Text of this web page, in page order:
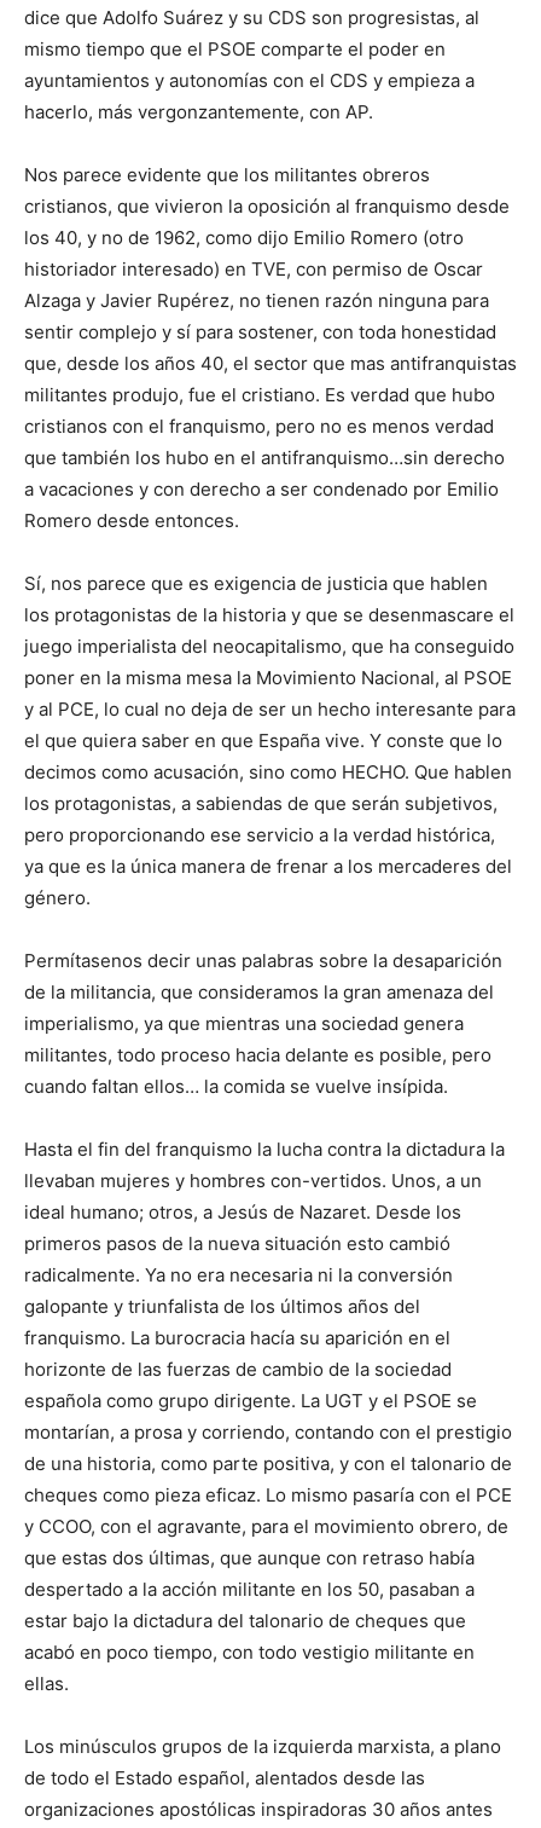
dice que Adolfo Suárez y su CDS son progresistas, al
mismo tiempo que el PSOE comparte el poder en
ayuntamientos y autonomías con el CDS y empieza a
hacerlo, más vergonzantemente, con AP.
Nos parece evidente que los militantes obreros
cristianos, que vivieron la oposición al franquismo desde
los 40, y no de 1962, como dijo Emilio Romero (otro
historiador interesado) en TVE, con permiso de Oscar
Alzaga y Javier Rupérez, no tienen razón ninguna para
sentir complejo y sí para sostener, con toda honestidad
que, desde los años 40, el sector que mas antifranquistas
militantes produjo, fue el cristiano. Es verdad que hubo
cristianos con el franquismo, pero no es menos verdad
que también los hubo en el antifranquismo…sin derecho
a vacaciones y con derecho a ser condenado por Emilio
Romero desde entonces.
Sí, nos parece que es exigencia de justicia que hablen
los protagonistas de la historia y que se desenmascare el
juego imperialista del neocapitalismo, que ha conseguido
poner en la misma mesa la Movimiento Nacional, al PSOE
y al PCE, lo cual no deja de ser un hecho interesante para
el que quiera saber en que España vive. Y conste que lo
decimos como acusación, sino como HECHO. Que hablen
los protagonistas, a sabiendas de que serán subjetivos,
pero proporcionando ese servicio a la verdad histórica,
ya que es la única manera de frenar a los mercaderes del
género.
Permítasenos decir unas palabras sobre la desaparición
de la militancia, que consideramos la gran amenaza del
imperialismo, ya que mientras una sociedad genera
militantes, todo proceso hacia delante es posible, pero
cuando faltan ellos… la comida se vuelve insípida.
Hasta el fin del franquismo la lucha contra la dictadura la
llevaban mujeres y hombres con-vertidos. Unos, a un
ideal humano; otros, a Jesús de Nazaret. Desde los
primeros pasos de la nueva situación esto cambió
radicalmente. Ya no era necesaria ni la conversión
galopante y triunfalista de los últimos años del
franquismo. La burocracia hacía su aparición en el
horizonte de las fuerzas de cambio de la sociedad
española como grupo dirigente. La UGT y el PSOE se
montarían, a prosa y corriendo, contando con el prestigio
de una historia, como parte positiva, y con el talonario de
cheques como pieza eficaz. Lo mismo pasaría con el PCE
y CCOO, con el agravante, para el movimiento obrero, de
que estas dos últimas, que aunque con retraso había
despertado a la acción militante en los 50, pasaban a
estar bajo la dictadura del talonario de cheques que
acabó en poco tiempo, con todo vestigio militante en
ellas.
Los minúsculos grupos de la izquierda marxista, a plano
de todo el Estado español, alentados desde las
organizaciones apostólicas inspiradoras 30 años antes